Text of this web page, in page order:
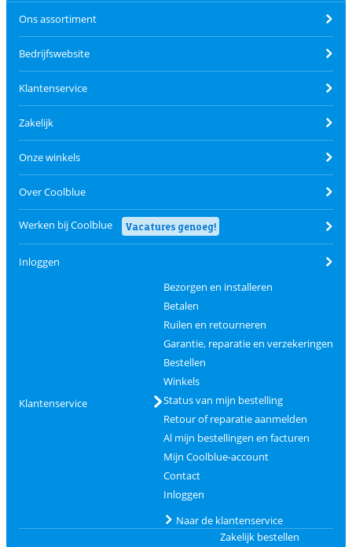
Ons assortiment
Bedrijfswebsite
Klantenservice
Zakelijk
Onze winkels
Over Coolblue
Werken bij Coolblue Vacatures genoeg!
Inloggen
Klantenservice
Bezorgen en installeren
Betalen
Ruilen en retourneren
Garantie, reparatie en verzekeringen
Bestellen
Winkels
Status van mijn bestelling
Retour of reparatie aanmelden
Al mijn bestellingen en facturen
Mijn Coolblue-account
Contact
Inloggen
Naar de klantenservice
Zakelijk bestellen